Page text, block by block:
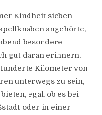
Kindheit sieben
angehörte,
besondere
gut daran erinnern,
Kilometer von
unterwegs zu sein,
egal, ob es bei
oder in einer